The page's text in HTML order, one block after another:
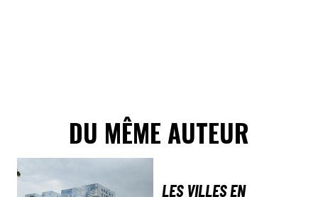
DU MÊME AUTEUR
LES VILLES EN